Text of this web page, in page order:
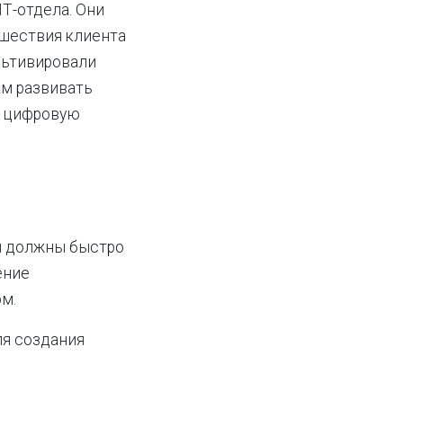
отдела. Они
клиента
развивать
цифровую
должны быстро
создания